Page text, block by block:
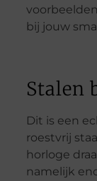
bij jouw
Stalen
Dit is een
roestvrij
horloge
namelijk